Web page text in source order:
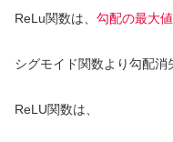
ReLu関数は、 勾配の最大
シグモイド関数より勾配消
ReLU関数は、